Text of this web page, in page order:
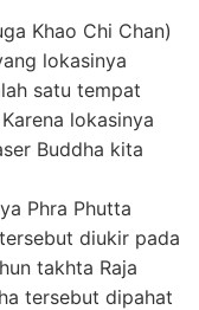
Khao Chi Chan)
lokasinya
satu tempat
lokasinya
Buddha kita
Phra Phutta
diukir pada
takhta Raja
tersebut dipahat